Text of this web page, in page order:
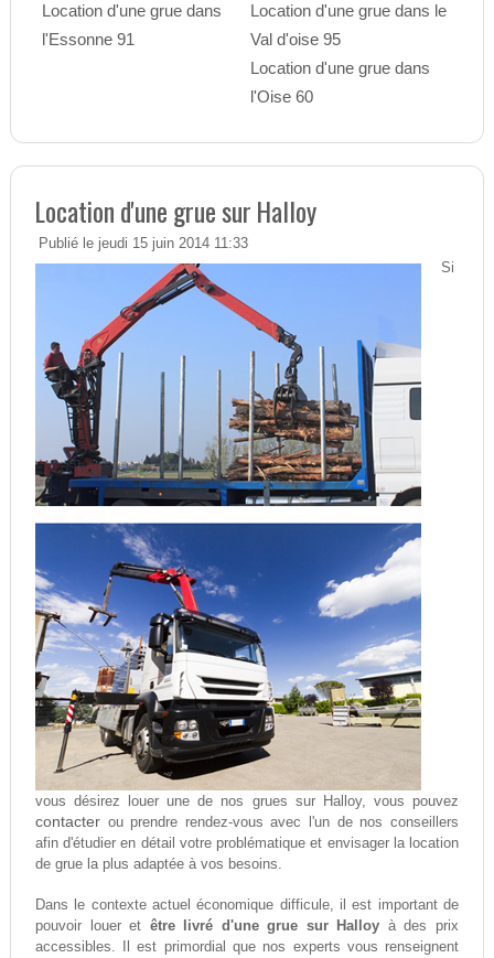
Location d'une grue dans
l'Essonne 91
Location d'une grue dans le
Val d'oise 95
Location d'une grue dans
l'Oise 60
Location d'une grue sur Halloy
Publié le jeudi 15 juin 2014 11:33
Si
vous désirez louer une de nos grues sur Halloy, vous pouvez
contacterou prendre rendez-vous avec l'un de nos conseillers
afin d'étudier en détail votre problématique et envisager la location
de grue la plus adaptée à vos besoins.
Dans le contexte actuel économique difficule, il est important de
pouvoir louer et être livré d'une grue sur Halloy à des prix
accessibles. Il est primordial que nos experts vous renseignent